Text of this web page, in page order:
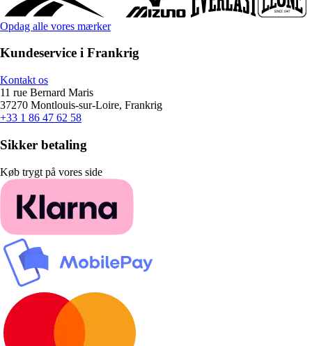
Opdag alle vores mærker
Kundeservice i Frankrig
Kontakt os
11 rue Bernard Maris
37270 Montlouis-sur-Loire, Frankrig
+33 1 86 47 62 58
Sikker betaling
Køb trygt på vores side